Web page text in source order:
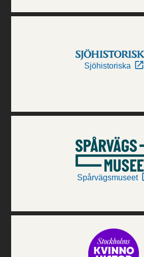
Sjöhistoriska
Spårvägsmuseet